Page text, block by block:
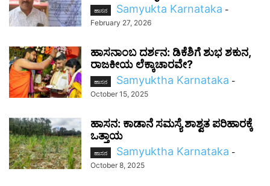
ಹಾಸನ Samyukta Karnataka -
February 27, 2026
ಹಾಸನಾಂಬ ದರ್ಶನ: ಡಿಕೆಶಿಗೆ ಶುಭ ಶಕುನ,
ರಾಜಕೀಯ ಲೆಕ್ಕಾಚಾರವೇ?
ಹಾಸನ Samyuktha Karnataka -
October 15, 2025
ಹಾಸನ: ಕಾಡಾನೆ ಸಮಸ್ಯೆ ಶಾಶ್ವತ ಪರಿಹಾರಕ್ಕೆ
ಒತ್ತಾಯ
ಹಾಸನ Samyuktha Karnataka -
October 8, 2025